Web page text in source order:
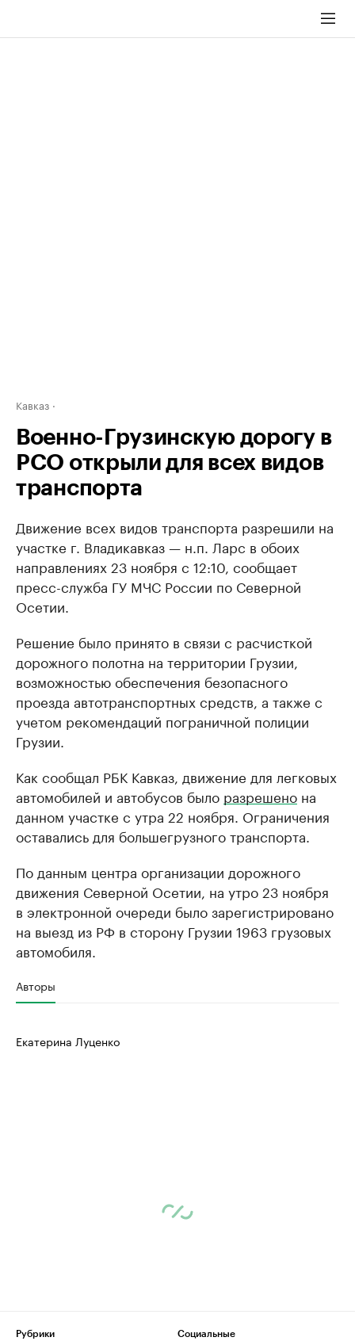
Кавказ
Военно-Грузинскую дорогу в
РСО открыли для всех видов
транспорта
Движение всех видов транспорта разрешили на
участке г. Владикавказ — н.п. Ларс в обоих
направлениях 23 ноября с 12:10, сообщает
пресс-служба ГУ МЧС России по Северной
Осетии.
Решение было принято в связи с расчисткой
дорожного полотна на территории Грузии,
возможностью обеспечения безопасного
проезда автотранспортных средств, а также с
учетом рекомендаций пограничной полиции
Грузии.
Как сообщал РБК Кавказ, движение для легковых
автомобилей и автобусов было разрешено на
данном участке с утра 22 ноября. Ограничения
оставались для большегрузного транспорта.
По данным центра организации дорожного
движения Северной Осетии, на утро 23 ноября
в электронной очереди было зарегистрировано
на выезд из РФ в сторону Грузии 1963 грузовых
автомобиля.
Авторы
Екатерина Луценко
Рубрики
Социальные